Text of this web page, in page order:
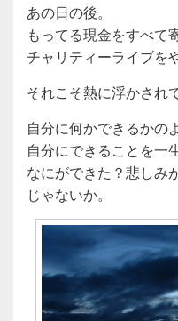
あの日の後。
もってる現金をすべて
チャリティーライブを
それこそ熱に浮かされ
自分に何かできるかの
自分にできることを一
なにができた？悲しみ
じゃないか。